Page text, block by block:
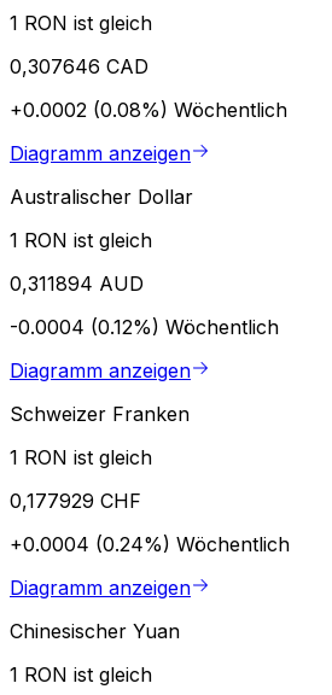
1 RON ist gleich
0,307646 CAD
+0.0002 (0.08%) Wöchentlich
Diagramm anzeigen
Australischer Dollar
1 RON ist gleich
0,311894 AUD
-0.0004 (0.12%) Wöchentlich
Diagramm anzeigen
Schweizer Franken
1 RON ist gleich
0,177929 CHF
+0.0004 (0.24%) Wöchentlich
Diagramm anzeigen
Chinesischer Yuan
1 RON ist gleich